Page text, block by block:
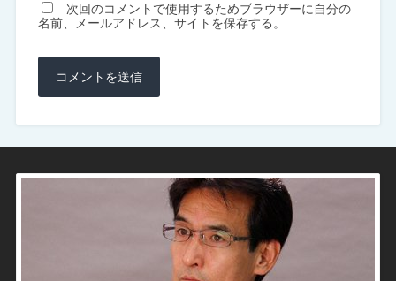
次回のコメントで使用するためブラウザーに自分の
名前、メールアドレス、サイトを保存する。